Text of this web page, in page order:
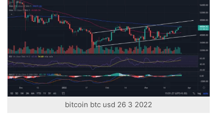
bitcoin btc usd 26 3 2022